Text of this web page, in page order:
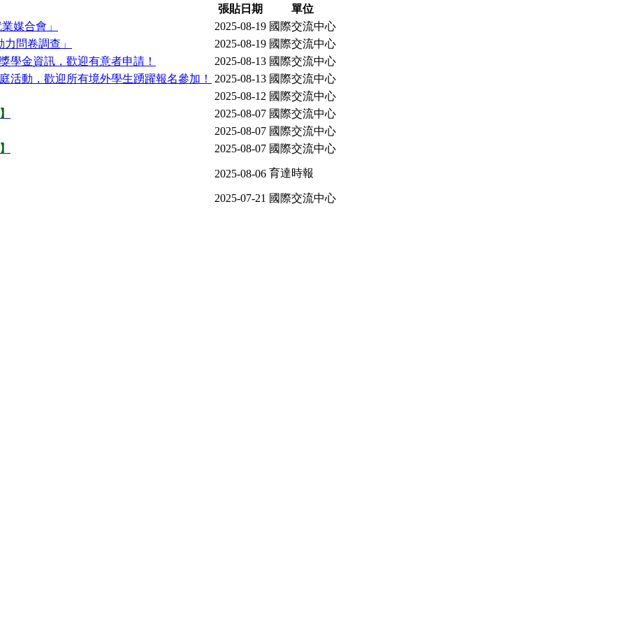
張貼日期
單位
媒合會」 2025-08-19 國際交流中心
問卷調查」 2025-08-19 國際交流中心
學金資訊，歡迎有意者申請！ 2025-08-13 國際交流中心
活動，歡迎所有境外學生踴躍報名參加！ 2025-08-13 國際交流中心
2025-08-12 國際交流中心
2025-08-07 國際交流中心
2025-08-07 國際交流中心
2025-08-07 國際交流中心
2025-08-06 育達時報
2025-07-21 國際交流中心